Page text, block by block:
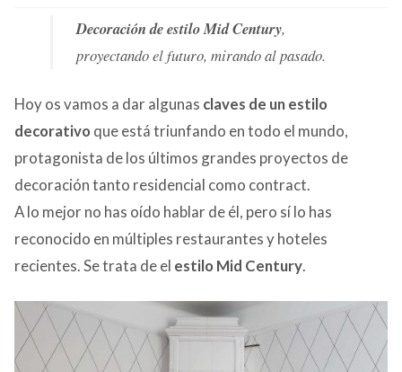
Decoración de estilo Mid Century,
proyectando el futuro, mirando al pasado.
Hoy os vamos a dar algunas claves de un estilo
decorativo que está triunfando en todo el mundo,
protagonista de los últimos grandes proyectos de
decoración tanto residencial como contract.
A lo mejor no has oído hablar de él, pero sí lo has
reconocido en múltiples restaurantes y hoteles
recientes. Se trata de el estilo Mid Century.